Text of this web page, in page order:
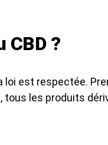
CBD ?
loi est respectée.
les produits